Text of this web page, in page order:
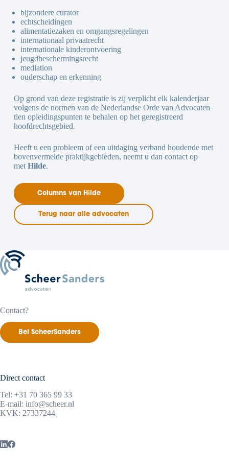
bijzondere curator
echtscheidingen
alimentatiezaken en omgangsregelingen
internationaal privaatrecht
internationale kinderontvoering
jeugdbeschermingsrecht
mediation
ouderschap en erkenning
Op grond van deze registratie is zij verplicht elk kalenderjaar
volgens de normen van de Nederlandse Orde van Advocaten
tien opleidingspunten te behalen op het geregistreerd
hoofdrechtsgebied.
Heeft u een probleem of een uitdaging verband houdende met
bovenvermelde praktijkgebieden, neemt u dan contact op
met Hilde.
Columns van Hilde
Terug naar alle advocaten
Contact?
Bel ScheerSanders
Direct contact
Tel: +31 70 365 99 33
E-mail: info@scheer.nl
KVK: 27337244